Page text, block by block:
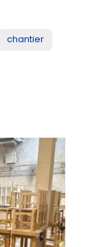
chantier